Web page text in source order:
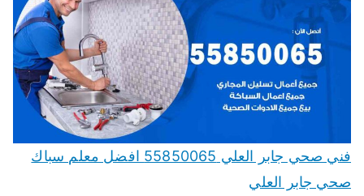
فني صحي جابر العلي 55850065 افضل معلم سباك
صحي جابر العلي